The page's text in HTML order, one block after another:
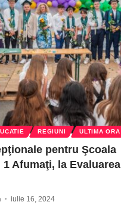
REGIUNI ULTIMA ORA
pentru Şcoala
1 Afumaţi, la Evaluarea
iulie 16, 2024